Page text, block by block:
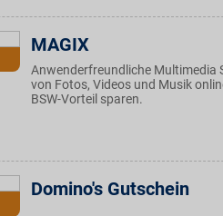
MAGIX
Anwenderfreundliche Multimedia
von Fotos, Videos und Musik
BSW-Vorteil sparen.
Domino's Gutschein